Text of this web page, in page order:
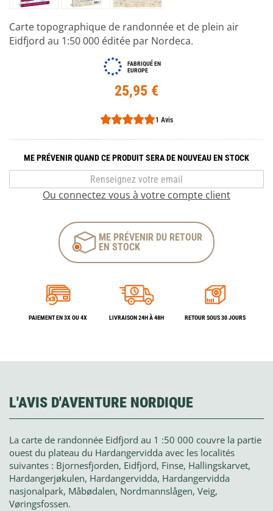
Carte topographique de randonnée et de plein air
Eidfjord au 1:50 000 éditée par Nordeca.
FABRIQUÉ EN
EUROPE
25,95 €
1 Avis
ME PRÉVENIR QUAND CE PRODUIT SERA DE NOUVEAU EN STOCK
Ou connectez vous à votre compte client
ME PRÉVENIR DU RETOUR
EN STOCK
PAIEMENT EN 3X OU 4X LIVRAISON 24H À 48H RETOUR SOUS 30 JOURS
L'AVIS D'AVENTURE NORDIQUE
La carte de randonnée Eidfjord au 1 :50 000 couvre la partie
ouest du plateau du Hardangervidda avec les localités
suivantes : Bjornesfjorden, Eidfjord, Finse, Hallingskarvet,
Hardangerjøkulen, Hardangervidda, Hardangervidda
nasjonalpark, Måbødalen, Nordmannslågen, Veig,
Vøringsfossen.